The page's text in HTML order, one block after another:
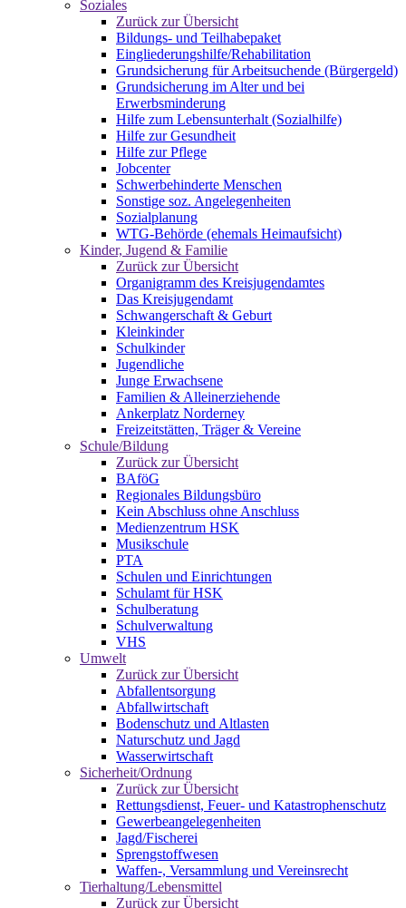
Soziales
Zurück zur Übersicht
Bildungs- und Teilhabepaket
Eingliederungshilfe/Rehabilitation
Grundsicherung für Arbeitsuchende (Bürgergeld)
Grundsicherung im Alter und bei
Erwerbsminderung
Hilfe zum Lebensunterhalt (Sozialhilfe)
Hilfe zur Gesundheit
Hilfe zur Pflege
Jobcenter
Schwerbehinderte Menschen
Sonstige soz. Angelegenheiten
Sozialplanung
WTG-Behörde (ehemals Heimaufsicht)
Kinder, Jugend & Familie
Zurück zur Übersicht
Organigramm des Kreisjugendamtes
Das Kreisjugendamt
Schwangerschaft & Geburt
Kleinkinder
Schulkinder
Jugendliche
Junge Erwachsene
Familien & Alleinerziehende
Ankerplatz Norderney
Freizeitstätten, Träger & Vereine
Schule/Bildung
Zurück zur Übersicht
BAföG
Regionales Bildungsbüro
Kein Abschluss ohne Anschluss
Medienzentrum HSK
Musikschule
PTA
Schulen und Einrichtungen
Schulamt für HSK
Schulberatung
Schulverwaltung
VHS
Umwelt
Zurück zur Übersicht
Abfallentsorgung
Abfallwirtschaft
Bodenschutz und Altlasten
Naturschutz und Jagd
Wasserwirtschaft
Sicherheit/Ordnung
Zurück zur Übersicht
Rettungsdienst, Feuer- und Katastrophenschutz
Gewerbeangelegenheiten
Jagd/Fischerei
Sprengstoffwesen
Waffen-, Versammlung und Vereinsrecht
Tierhaltung/Lebensmittel
Zurück zur Übersicht